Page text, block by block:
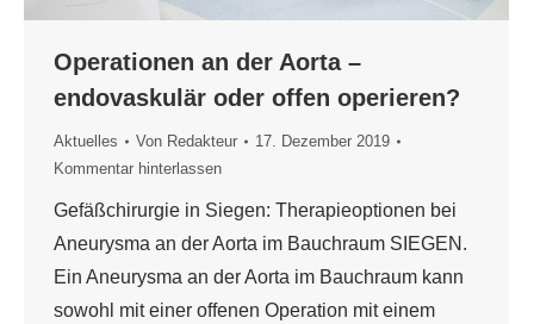
Operationen an der Aorta –
endovaskulär oder offen operieren?
Aktuelles Von Redakteur
17. Dezember 2019
Kommentar hinterlassen
Gefäßchirurgie in Siegen: Therapieoptionen bei
Aneurysma an der Aorta im Bauchraum SIEGEN.
Ein Aneurysma an der Aorta im Bauchraum kann
sowohl mit einer offenen Operation mit einem